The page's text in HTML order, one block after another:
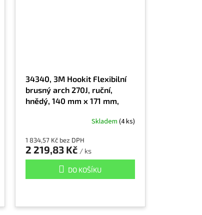
34340, 3M Hookit Flexibilní
brusný arch 270J, ruční,
hnědý, 140 mm x 171 mm,
Skladem (4 ks)
1 834,57 Kč bez DPH
2 219,83 Kč / ks
DO KOŠÍKU